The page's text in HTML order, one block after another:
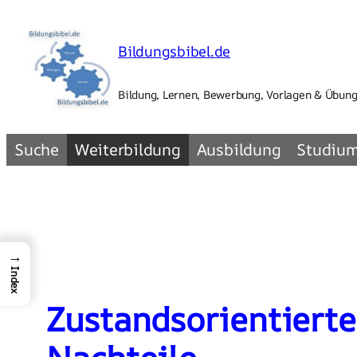
Inhalt
springen
Bildungsbibel.de
Bildung, Lernen, Bewerbung, Vorlagen &
Suche Weiterbildung Ausbildung
→
Index